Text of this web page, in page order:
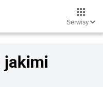
Serwisy
jakimi